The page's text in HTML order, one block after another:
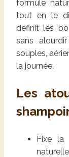
formule
tout en le
définit les
sans
souples,
la journée.
Les
Fixe la
naturelle